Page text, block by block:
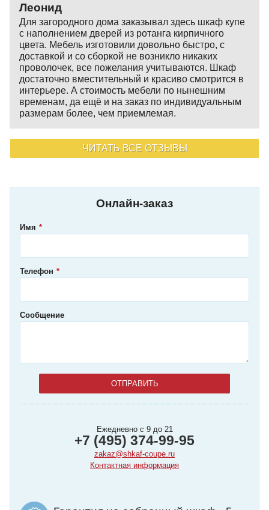
Леонид
Для загородного дома заказывал здесь шкаф купе
с наполнением дверей из ротанга кирпичного
цвета. Мебель изготовили довольно быстро, с
доставкой и со сборкой не возникло никаких
проволочек, все пожелания учитываются. Шкаф
достаточно вместительный и красиво смотрится в
интерьере. А стоимость мебели по нынешним
временам, да ещё и на заказ по индивидуальным
размерам более, чем приемлемая.
ЧИТАТЬ ВСЕ ОТЗЫВЫ
Онлайн-заказ
Имя
Телефон
Сообщение
Ежедневно с 9 до 21
+7 (495) 374-99-95
zakaz@shkaf-coupe.ru
Контактная информация